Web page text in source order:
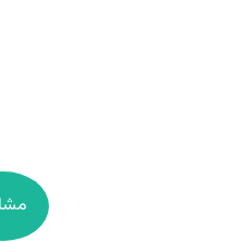
مشاوره